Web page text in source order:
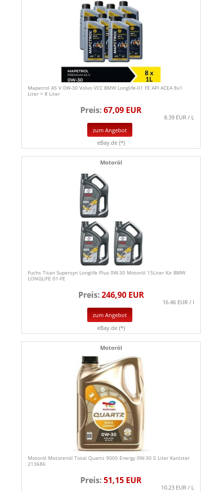
Mapetrol A5 V 0W-30 Volvo VCC BMW Longlife-01 FE API ACEA 8x1
Liter = 8 Liter
Preis:67,09 EUR
8.39 EUR / L
zum Angebot
eBay.de (*)
Motoröl
Fuchs Titan Supersyn Longlife Plus 0W-30 Motoröl 15Liter für BMW
LONGLIFE 01-FE
Preis:246,90 EUR
16.46 EUR / l
zum Angebot
eBay.de (*)
Motoröl
Motoröl Motorenöl Total Quartz 9000 Energy 0W-30 5 Liter Kanister
213686
Preis:51,15 EUR
10.23 EUR / L